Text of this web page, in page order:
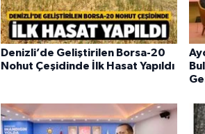
Denizli’de Geliştirilen Borsa-20
Nohut Çeşidinde İlk Hasat Yapıldı